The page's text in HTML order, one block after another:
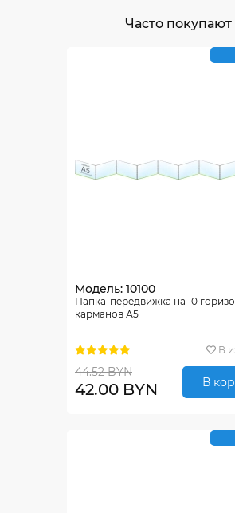
Часто покупают
Модель: 10100
Папка-передвижка на 10
карманов А5
В
44.52 BYN
42.00 BYN В